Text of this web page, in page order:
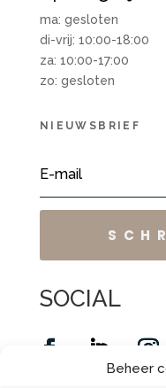
Beheer
ma: gesloten
di-vrij: 10:00-18:00
za: 10:00-17:00
zo: gesloten
NIEUWSBRIEF
SOCIAL